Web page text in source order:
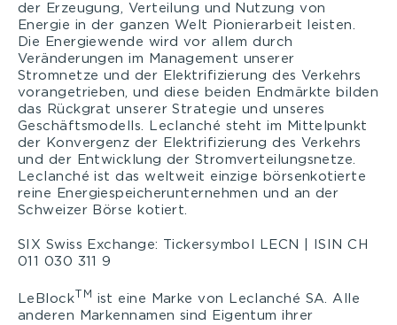
der Erzeugung, Verteilung und Nutzung von
Energie in der ganzen Welt Pionierarbeit leisten.
Die Energiewende wird vor allem durch
Veränderungen im Management unserer
Stromnetze und der Elektrifizierung des Verkehrs
vorangetrieben, und diese beiden Endmärkte bilden
das Rückgrat unserer Strategie und unseres
Geschäftsmodells. Leclanché steht im Mittelpunkt
der Konvergenz der Elektrifizierung des Verkehrs
und der Entwicklung der Stromverteilungsnetze.
Leclanché ist das weltweit einzige börsenkotierte
reine Energiespeicherunternehmen und an der
Schweizer Börse kotiert.
SIX Swiss Exchange: Tickersymbol LECN | ISIN CH
011 030 311 9
LeBlock TM
ist eine Marke von Leclanché SA. Alle
anderen Markennamen sind Eigentum ihrer